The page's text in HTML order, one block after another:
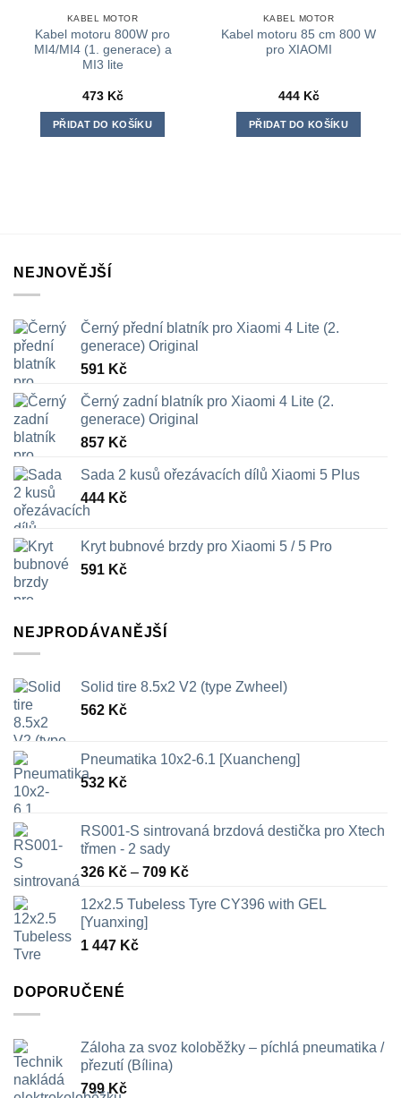
KABEL MOTOR
Kabel motoru 800W pro
MI4/MI4 (1. generace) a
MI3 lite
473 Kč
PŘIDAT DO KOŠÍKU
KABEL MOTOR
Kabel motoru 85 cm 800 W
pro XIAOMI
444 Kč
PŘIDAT DO KOŠÍKU
NEJNOVĚJŠÍ
Černý přední blatník pro Xiaomi 4 Lite (2.
generace) Original
591 Kč
Černý zadní blatník pro Xiaomi 4 Lite (2.
generace) Original
857 Kč
Sada 2 kusů ořezávacích dílů Xiaomi 5 Plus
444 Kč
Kryt bubnové brzdy pro Xiaomi 5 / 5 Pro
591 Kč
NEJPRODÁVANĚJŠÍ
Solid tire 8.5x2 V2 (type Zwheel)
562 Kč
Pneumatika 10x2-6.1 [Xuancheng]
532 Kč
RS001-S sintrovaná brzdová destička pro Xtech
třmen - 2 sady
326 Kč – 709 KčRozpětí
326 Kč
12x2.5 Tubeless Tyre CY396 with GEL
[Yuanxing]
1 447 Kč
DOPORUČENÉ
Záloha za svoz koloběžky – píchlá pneumatika /
přezutí (Bílina)
799Kč